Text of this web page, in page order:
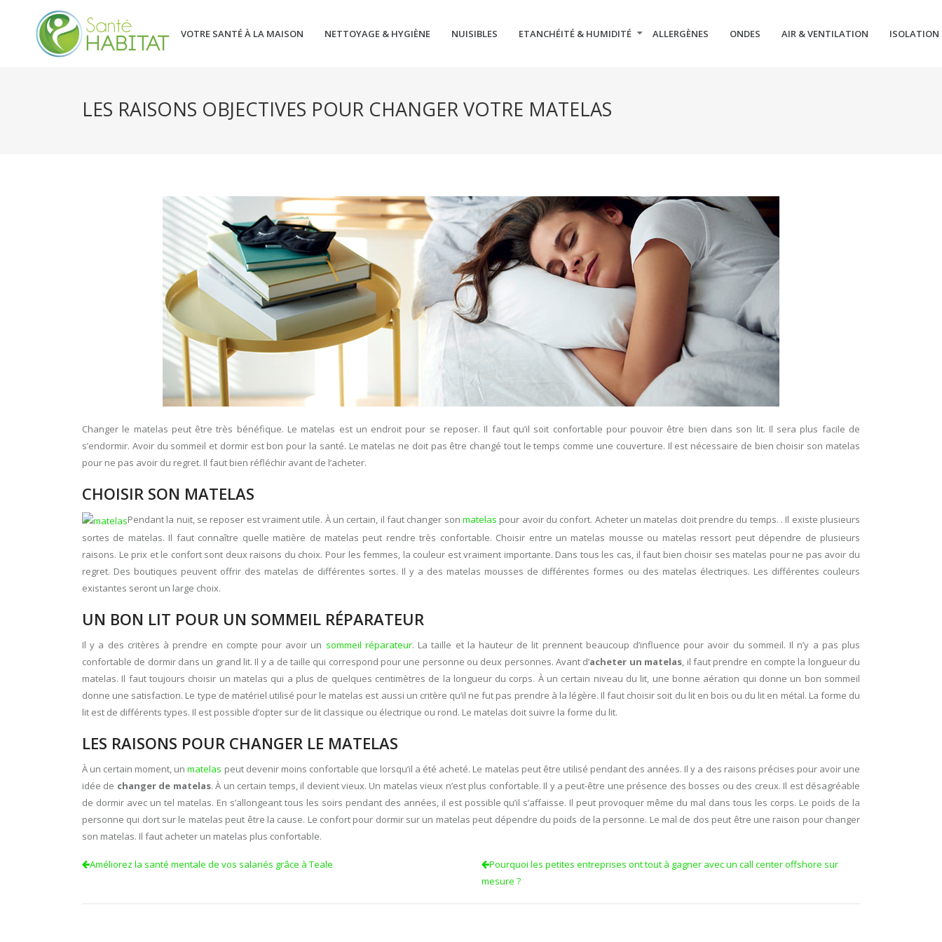
VOTRE SANTÉ À LA MAISON NETTOYAGE & HYGIÈNE NUISIBLES ETANCHÉITÉ & HUMIDITÉ ALLERGÈNES ONDES AIR & VENTILATION ISOLATION
LES RAISONS OBJECTIVES POUR CHANGER VOTRE MATELAS
Changer le matelas peut être très bénéfique. Le matelas est un endroit pour se reposer. Il faut qu’il soit confortable pour pouvoir être bien dans son lit. Il sera plus facile de
s’endormir. Avoir du sommeil et dormir est bon pour la santé. Le matelas ne doit pas être changé tout le temps comme une couverture. Il est nécessaire de bien choisir son matelas
pour ne pas avoir du regret. Il faut bien réfléchir avant de l’acheter.
CHOISIR SON MATELAS
Pendant la nuit, se reposer est vraiment utile. À un certain, il faut changer son matelas pour avoir du confort. Acheter un matelas doit prendre du temps. . Il existe plusieurs
sortes de matelas. Il faut connaître quelle matière de matelas peut rendre très confortable. Choisir entre un matelas mousse ou matelas ressort peut dépendre de plusieurs
raisons. Le prix et le confort sont deux raisons du choix. Pour les femmes, la couleur est vraiment importante. Dans tous les cas, il faut bien choisir ses matelas pour ne pas avoir du
regret. Des boutiques peuvent offrir des matelas de différentes sortes. Il y a des matelas mousses de différentes formes ou des matelas électriques. Les différentes couleurs
existantes seront un large choix.
UN BON LIT POUR UN SOMMEIL RÉPARATEUR
Il y a des critères à prendre en compte pour avoir un sommeil réparateur. La taille et la hauteur de lit prennent beaucoup d’influence pour avoir du sommeil. Il n’y a pas plus
confortable de dormir dans un grand lit. Il y a de taille qui correspond pour une personne ou deux personnes. Avant d’acheter un matelas , il faut prendre en compte la longueur du
matelas. Il faut toujours choisir un matelas qui a plus de quelques centimètres de la longueur du corps. À un certain niveau du lit, une bonne aération qui donne un bon sommeil
donne une satisfaction. Le type de matériel utilisé pour le matelas est aussi un critère qu’il ne fut pas prendre à la légère. Il faut choisir soit du lit en bois ou du lit en métal. La forme du
lit est de différents types. Il est possible d’opter sur de lit classique ou électrique ou rond. Le matelas doit suivre la forme du lit.
LES RAISONS POUR CHANGER LE MATELAS
À un certain moment, unmatelas peut devenir moins confortable que lorsqu’il a été acheté. Le matelas peut être utilisé pendant des années. Il y a des raisons précises pour avoir une
idée de changer de matelas. À un certain temps, il devient vieux. Un matelas vieux n’est plus confortable. Il y a peut-être une présence des bosses ou des creux. Il est désagréable
de dormir avec un tel matelas. En s’allongeant tous les soirs pendant des années, il est possible qu’il s’affaisse. Il peut provoquer même du mal dans tous les corps. Le poids de la
personne qui dort sur le matelas peut être la cause. Le confort pour dormir sur un matelas peut dépendre du poids de la personne. Le mal de dos peut être une raison pour changer
son matelas. Il faut acheter un matelas plus confortable.
Améliorez la santé mentale de vos salariés grâce à Teale
Pourquoi les petites entreprises ont tout à gagner avec un call center offshore sur
mesure ?